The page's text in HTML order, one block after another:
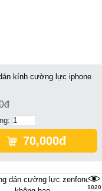
kính cường lực iphone
70,000đ
1020